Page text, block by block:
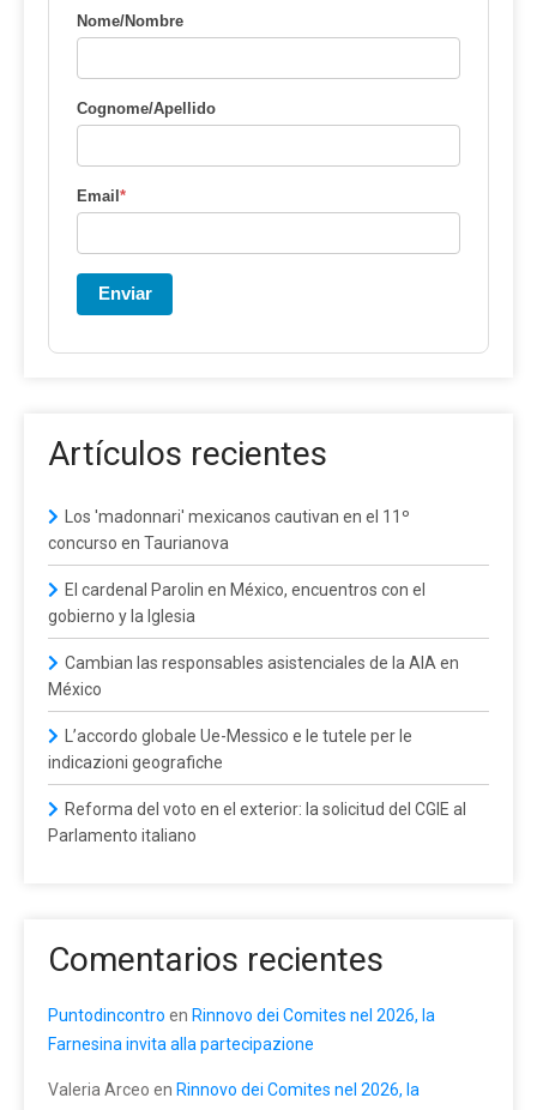
Nome/Nombre
Cognome/Apellido
Email*
Enviar
Artículos recientes
Los 'madonnari' mexicanos cautivan en el 11º
concurso en Taurianova
El cardenal Parolin en México, encuentros con el
gobierno y la Iglesia
Cambian las responsables asistenciales de la AIA en
México
L’accordo globale Ue-Messico e le tutele per le
indicazioni geografiche
Reforma del voto en el exterior: la solicitud del CGIE al
Parlamento italiano
Comentarios recientes
Puntodincontro en Rinnovo dei Comites nel 2026, la
Farnesina invita alla partecipazione
Valeria Arceo en Rinnovo dei Comites nel 2026, la